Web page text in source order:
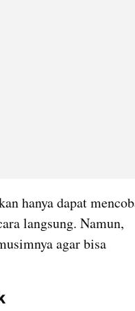
hanya dapat
langsung. Namun,
agar bisa